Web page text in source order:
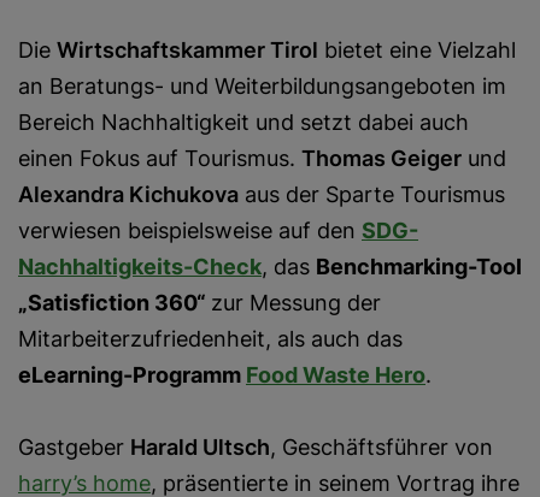
Die Wirtschaftskammer Tirol bietet eine Vielzahl
an Beratungs- und Weiterbildungsangeboten im
Bereich Nachhaltigkeit und setzt dabei auch
einen Fokus auf Tourismus. Thomas Geiger und
Alexandra Kichukova aus der Sparte Tourismus
verwiesen beispielsweise auf den SDG-
Nachhaltigkeits-Check, das Benchmarking-Tool
„Satisfiction 360“ zur Messung der
Mitarbeiterzufriedenheit, als auch das
eLearning-Programm Food Waste Hero.
Gastgeber Harald Ultsch, Geschäftsführer von
harry’s home, präsentierte in seinem Vortrag ihre